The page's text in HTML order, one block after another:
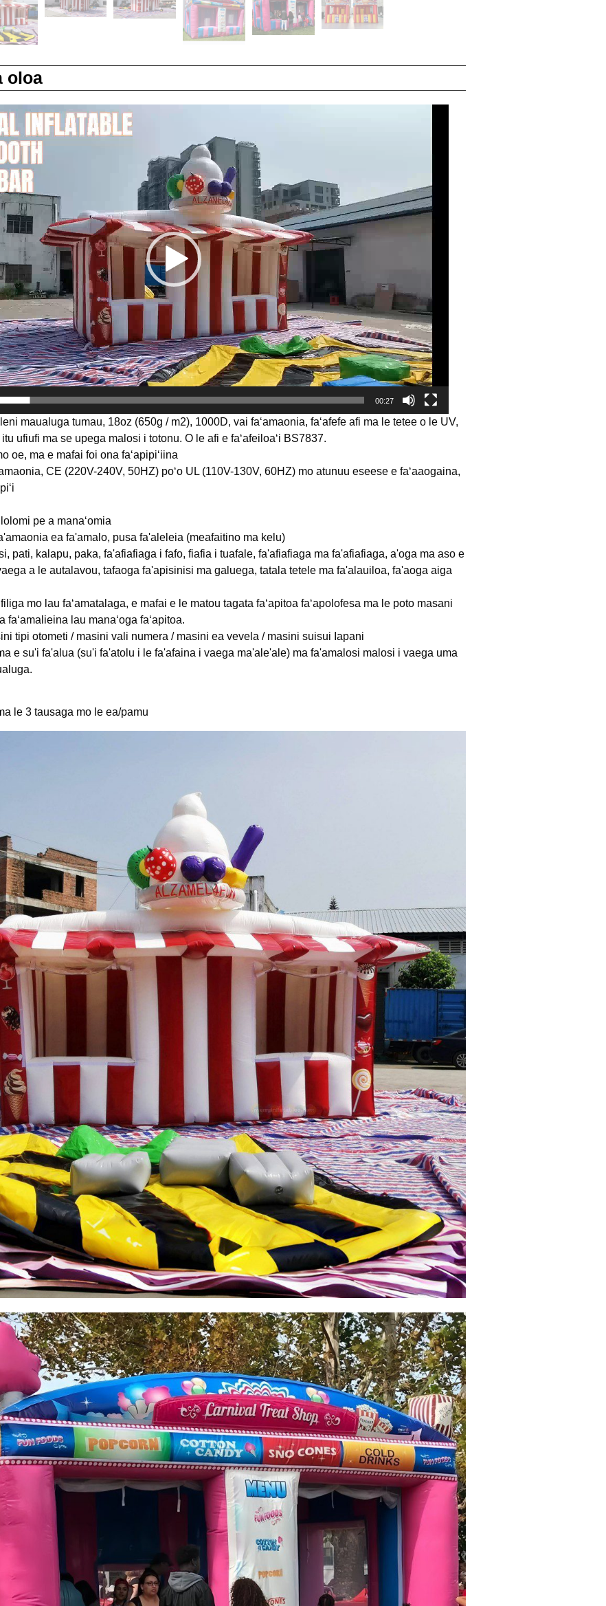
oloa
00:27
maualuga tumau, 18oz (650g / m2), 1000D, vai faʻamaonia, faʻafefe afi ma le tetee o le UV,
ufiufi ma se upega malosi i totonu. O le afi e faʻafeiloaʻi BS7837.
oe, ma e mafai foi ona faʻapipiʻiina
CE (220V-240V, 50HZ) poʻo UL (110V-130V, 60HZ) mo atunuu eseese e faʻaaogaina,
pe a manaʻomia
ea fa'amalo, pusa fa'aleleia (meafaitino ma kelu)
pati, kalapu, paka, fa'afiafiaga i fafo, fiafia i tuafale, fa'afiafiaga ma fa'afiafiaga, a'oga ma aso e
a le autalavou, tafaoga fa'apisinisi ma galuega, tatala tetele ma fa'alauiloa, fa'aoga aiga
mo lau faʻamatalaga, e mafai e le matou tagata faʻapitoa faʻapolofesa ma le poto masani
faʻamalieina lau manaʻoga faʻapitoa.
tipi otometi / masini vali numera / masini ea vevela / masini suisui Iapani
e su'i fa'alua (su'i fa'atolu i le fa'afaina i vaega ma'ale'ale) ma fa'amalosi malosi i vaega uma
le 3 tausaga mo le ea/pamu